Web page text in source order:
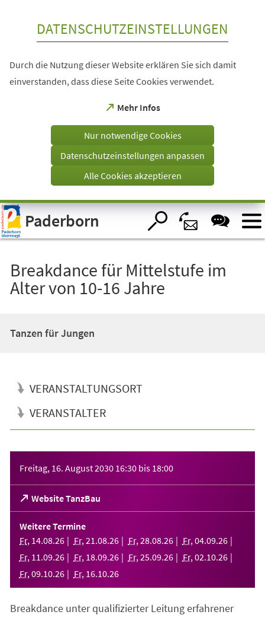
Visuelle
Assistenzsoftware
öffnen.
DATENSCHUTZEINSTELLUNGEN
Durch die Nutzung dieser Website erklären Sie sich damit
einverstanden, dass diese Seite Cookies verwendet.
Mehr Infos
(Öffnet
einem
Tab)
Nur notwendige Cookies
Datenschutzeinstellungen anpassen
Alle Cookies akzeptieren
Paderborn
Breakdance für Mittelstufe im
Alter von 10-16 Jahre
Tanzen für Jungen
VERANSTALTUNGSORT
VERANSTALTER
Freitag, 16. August 2030 16:30 bis 18:00
Website TanzBau
(Öffnet
in
einem
neuen
Tab)
Weitere Termine
Fr, 14.08.26 Fr, 21 .08.26 Fr, 28.08.26 Fr, 04.09.26
Fr, 11 .09.26 Fr, 18.09.26 Fr, 25.09.26 Fr, 02.10.26
Fr, 09.10.26 Fr, 16.10.26
Breakdance unter qualifizierter Leitung erfahrener